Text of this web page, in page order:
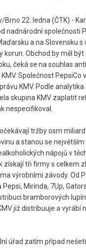
Brno 22. ledna (ČTK) -
nadnárodní společnosti
a na Slovensku
korun. Obchod by měl
čeká se na souhlas
Společnost PepsiCo
KMV. Podle analytika
skupina KMV zaplatit
nespecifikoval.
tržby osm
a stanou se
nápojů v
získají tři firmy s celkem
výrobními závody. Od
Pepsi, Mirinda, 7Up,
bramborových
již distribuuje a vyrábí
úřad zatím případ